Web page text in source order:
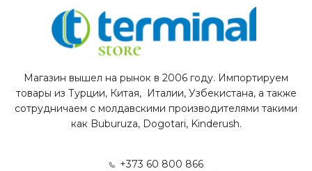
Магазин вышел на рынок в 2006 году. Импортируем
товары из Турции, Китая, Италии, Узбекистана, а также
сотрудничаем с молдавскими производителями такими
как Buburuza, Dogotari, Kinderush.
+373 60 800 866